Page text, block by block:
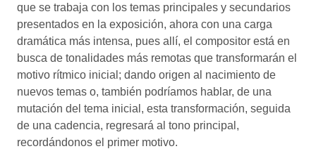
que se trabaja con los temas principales y secundarios
presentados en la exposición, ahora con una carga
dramática más intensa, pues allí, el compositor está en
busca de tonalidades más remotas que transformarán el
motivo rítmico inicial; dando origen al nacimiento de
nuevos temas o, también podríamos hablar, de una
mutación del tema inicial, esta transformación, seguida
de una cadencia, regresará al tono principal,
recordándonos el primer motivo.